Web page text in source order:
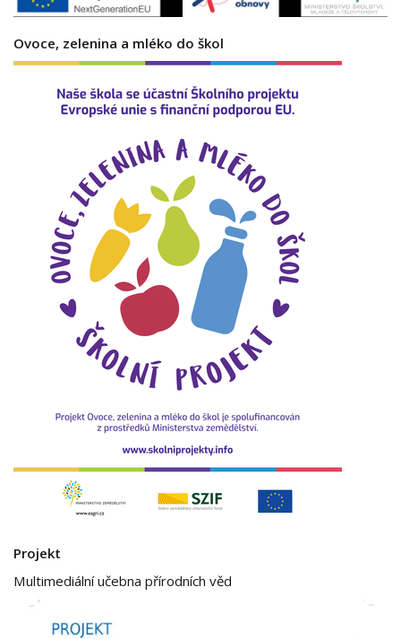
Ovoce, zelenina a mléko do škol
Projekt
Multimediální učebna přírodních věd